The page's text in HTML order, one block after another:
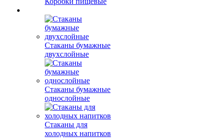
Стаканы бумажные
двухслойные
Стаканы бумажные
однослойные
Стаканы для
холодных напитков